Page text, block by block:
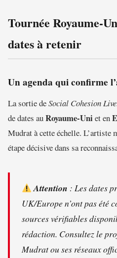
Tournée Royaume-
dates à retenir
Un agenda qui confirme
La sortie deSocial Cohesion
de dates auRoyaume-Uniet en
Mudrat à cette échelle. L’artiste
étape décisive dans sa
Attention : Les dates
UK/Europe n’ont pas été
sources vérifiables
rédaction. Consultez le
Mudrat ou ses réseaux